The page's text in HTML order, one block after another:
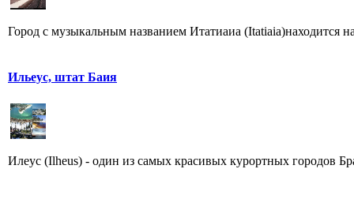
Город с музыкальным названием Итатиаиа (Itatiaia)находится
Ильеус, штат Баия
Илеус (Ilheus) - один из самых красивых курортных городов